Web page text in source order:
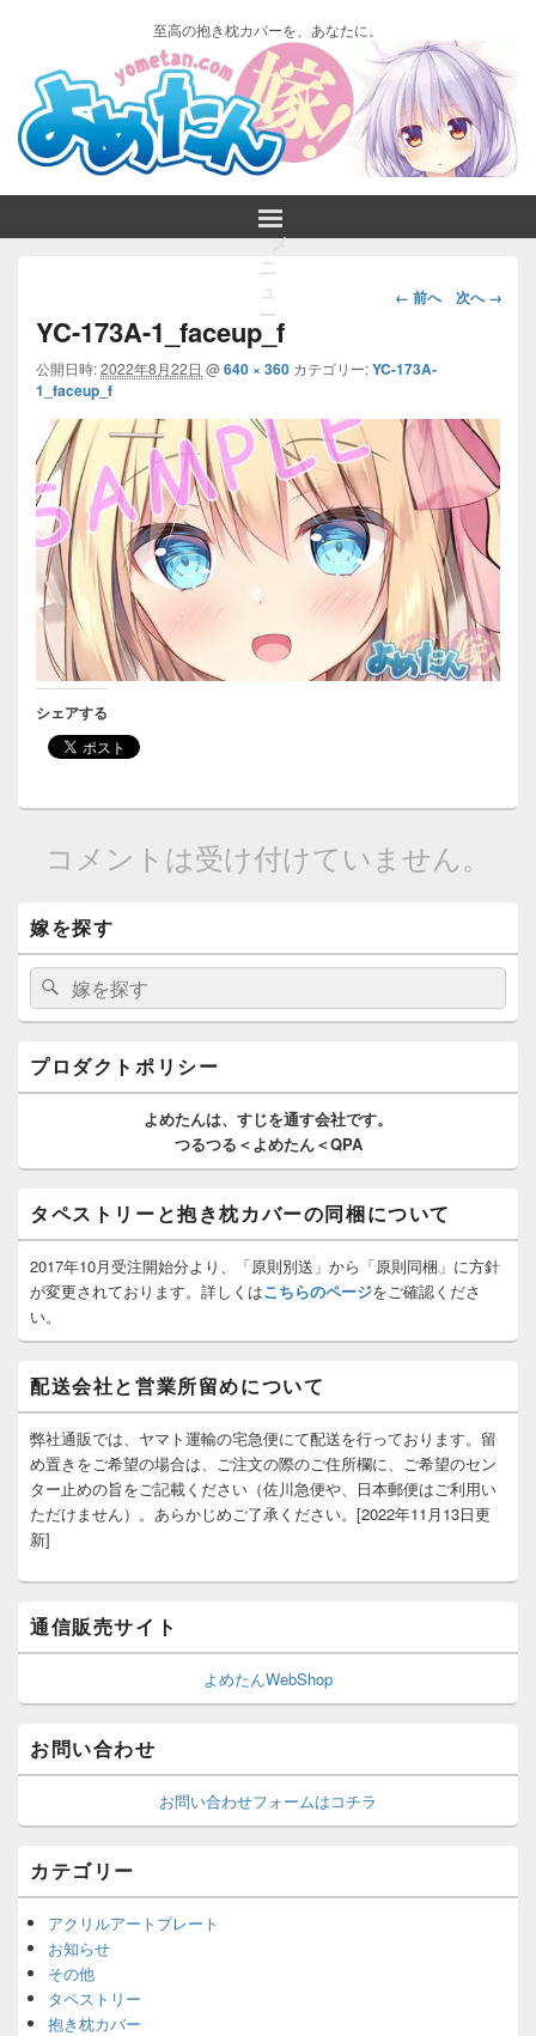
至高の抱き枕カバーを、あなたに。
メ
ニ
ュ
ー
画
ビ
ー
シ
ョ
ン
← 前へ 次へ →
YC-173A-1_faceup_f
公開日時:2022年8月22日 @640 × 360 カテゴリー:YC-173A-
1_faceup_f
シェアする
コメントは受け付けていません。
イ
ン
サ
ド
ー
ッ
エ
リ
嫁を探す
検
索:
検
索
プロダクトポリシー
よめたんは、 すじを通す会社です。
つるつる＜よめたん＜QPA
タペストリーと抱き枕カバーの同梱について
2017年10月受注開始分より、「原則別送」から「原則同梱」に方針
が変更されております。詳しくはこちらのページをご確認くださ
い。
配送会社と営業所留めについて
弊社通販では、ヤマト運輸の宅急便にて配送を行っております。留
め置きをご希望の場合は、ご注文の際のご住所欄に、ご希望のセン
ター止めの旨をご記載ください（佐川急便や、日本郵便はご利用い
ただけません）。あらかじめご了承ください。[2022年11月13日更
新]
通信販売サイト
よめたんWebShop
お問い合わせ
お問い合わせフォームはコチラ
カテゴリー
アクリルアートプレート
お知らせ
その他
タペストリー
抱き枕カバー